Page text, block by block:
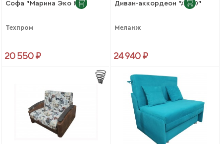
Софа "Марина Эко 80"
Техпром
20 550 ₽
Диван-аккордеон "АК80"
Меланж
24 940 ₽